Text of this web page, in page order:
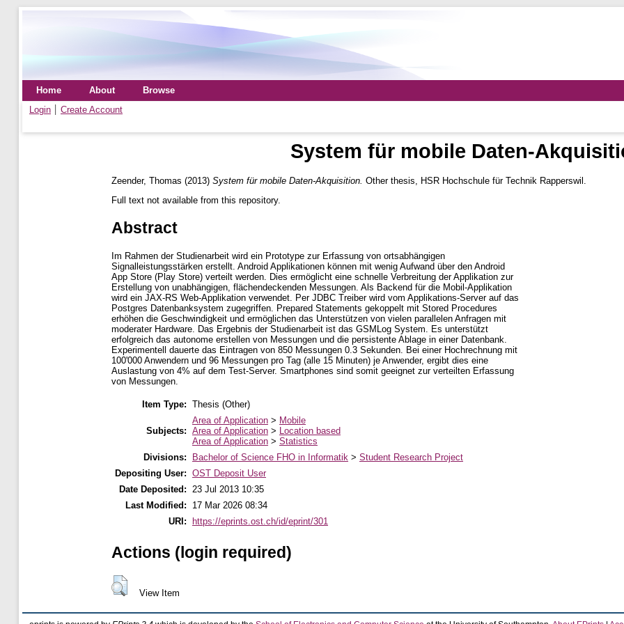
Home About
Browse
Login
Create Account
System für mobile Daten-
Zeender, Thomas (2013) System für mobile Daten-Akquisition. Other thesis, HSR Hochschule für Technik Rapperswil.
Full text not available from this repository.
Abstract
Im Rahmen der Studienarbeit wird ein Prototype zur Erfassung von ortsabhängigen
Signalleistungsstärken erstellt. Android Applikationen können mit wenig Aufwand über den Android
App Store (Play Store) verteilt werden. Dies ermöglicht eine schnelle Verbreitung der Applikation zur
Erstellung von unabhängigen, flächendeckenden Messungen. Als Backend für die Mobil-Applikation
wird ein JAX-RS Web-Applikation verwendet. Per JDBC Treiber wird vom Applikations-Server auf das
Postgres Datenbanksystem zugegriffen. Prepared Statements gekoppelt mit Stored Procedures
erhöhen die Geschwindigkeit und ermöglichen das Unterstützen von vielen parallelen Anfragen mit
moderater Hardware. Das Ergebnis der Studienarbeit ist das GSMLog System. Es unterstützt
erfolgreich das autonome erstellen von Messungen und die persistente Ablage in einer Datenbank.
Experimentell dauerte das Eintragen von 850 Messungen 0.3 Sekunden. Bei einer Hochrechnung mit
100'000 Anwendern und 96 Messungen pro Tag (alle 15 Minuten) je Anwender, ergibt dies eine
Auslastung von 4% auf dem Test-Server. Smartphones sind somit geeignet zur verteilten Erfassung
von Messungen.
Item Type: Thesis (Other)
Subjects:
Area of Application > Mobile
Area of Application > Location based
Area of Application > Statistics
Divisions:
Bachelor of Science FHO in Informatik > Student Research Project
Depositing User: OST Deposit User
Date Deposited:
23 Jul 2013 10:35
Last Modified:
17 Mar 2026 08:34
URI:
https://eprints.ost.ch/id/eprint/301
Actions (login required)
View Item